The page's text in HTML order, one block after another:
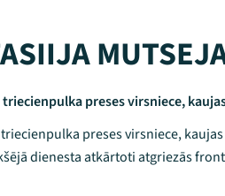
preses virsniece,
preses virsniece,
dienesta atkārtoti atgriezās